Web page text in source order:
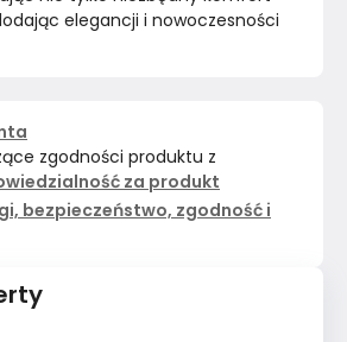
elegancji i nowoczesności
zgodności produktu z
za produkt
bezpieczeństwo, zgodność i